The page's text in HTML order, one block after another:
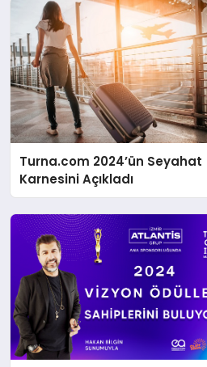
Turna.com 2024’ün Seyahat
Karnesini Açıkladı